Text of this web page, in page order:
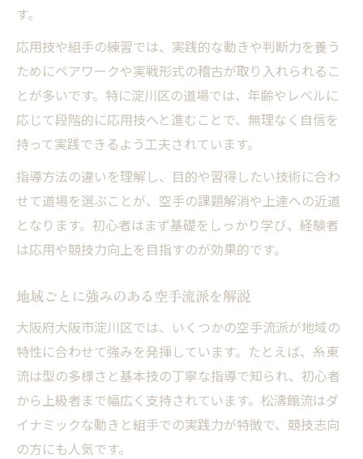
す。
応用技や組手の練習では、実践的な動きや判断力を養う
ためにペアワークや実戦形式の稽古が取り入れられるこ
とが多いです。特に淀川区の道場では、年齢やレベルに
応じて段階的に応用技へと進むことで、無理なく自信を
持って実践できるよう工夫されています。
指導方法の違いを理解し、目的や習得したい技術に合わ
せて道場を選ぶことが、空手の課題解消や上達への近道
となります。初心者はまず基礎をしっかり学び、経験者
は応用や競技力向上を目指すのが効果的です。
地域ごとに強みのある空手流派を解説
大阪府大阪市淀川区では、いくつかの空手流派が地域の
特性に合わせて強みを発揮しています。たとえば、糸東
流は型の多様さと基本技の丁寧な指導で知られ、初心者
から上級者まで幅広く支持されています。松濤館流はダ
イナミックな動きと組手での実践力が特徴で、競技志向
の方にも人気です。